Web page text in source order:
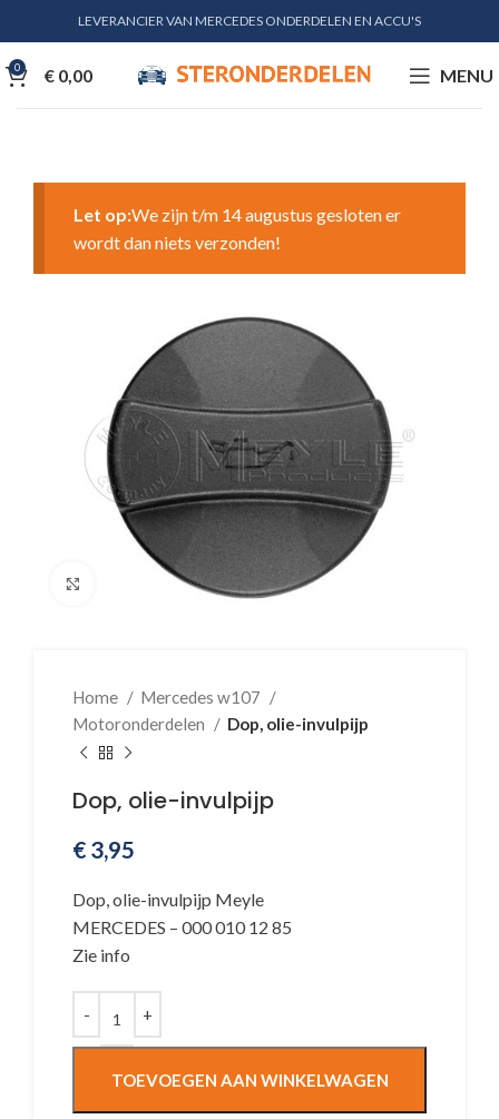
LEVERANCIER VAN MERCEDES ONDERDELEN EN ACCU'S
0 € 0,00 MENU
Let op:We zijn t/m 14 augustus gesloten er
wordt dan niets verzonden!
Klik voor vergroting
Home
Mercedes w107
Motoronderdelen
Dop, olie-invulpijp
Dop, olie-invulpijp
€ 3,95
Dop, olie-invulpijp Meyle
MERCEDES – 000 010 12 85
Zie info
TOEVOEGEN AAN WINKELWAGEN